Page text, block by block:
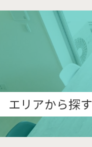
エリアから探す